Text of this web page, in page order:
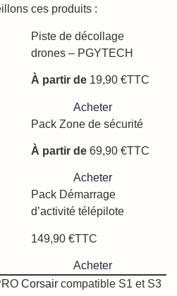
ces produits :
Piste de décollage
drones – PGYTECH
À partir de 19,90 €TTC
Acheter
Pack Zone de sécurité
À partir de 69,90 €TTC
Acheter
Pack Démarrage
d’activité télépilote
149,90 €TTC
Acheter
Corsair compatible S1 et S3